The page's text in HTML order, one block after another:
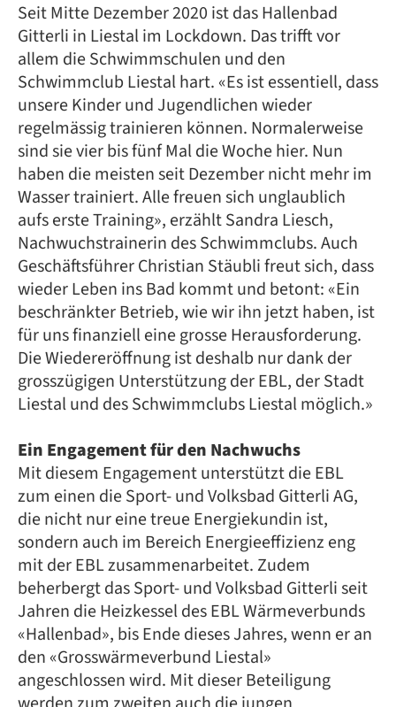
Seit Mitte Dezember 2020 ist das Hallenbad
Gitterli in Liestal im Lockdown. Das trifft vor
allem die Schwimmschulen und den
Schwimmclub Liestal hart. «Es ist essentiell, dass
unsere Kinder und Jugendlichen wieder
regelmässig trainieren können. Normalerweise
sind sie vier bis fünf Mal die Woche hier. Nun
haben die meisten seit Dezember nicht mehr im
Wasser trainiert. Alle freuen sich unglaublich
aufs erste Training», erzählt Sandra Liesch,
Nachwuchstrainerin des Schwimmclubs. Auch
Geschäftsführer Christian Stäubli freut sich, dass
wieder Leben ins Bad kommt und betont: «Ein
beschränkter Betrieb, wie wir ihn jetzt haben, ist
für uns finanziell eine grosse Herausforderung.
Die Wiedereröffnung ist deshalb nur dank der
grosszügigen Unterstützung der EBL, der Stadt
Liestal und des Schwimmclubs Liestal möglich.»
Ein Engagement für den Nachwuchs
Mit diesem Engagement unterstützt die EBL
zum einen die Sport- und Volksbad Gitterli AG,
die nicht nur eine treue Energiekundin ist,
sondern auch im Bereich Energieeffizienz eng
mit der EBL zusammenarbeitet. Zudem
beherbergt das Sport- und Volksbad Gitterli seit
Jahren die Heizkessel des EBL Wärmeverbunds
«Hallenbad», bis Ende dieses Jahres, wenn er an
den «Grosswärmeverbund Liestal»
angeschlossen wird. Mit dieser Beteiligung